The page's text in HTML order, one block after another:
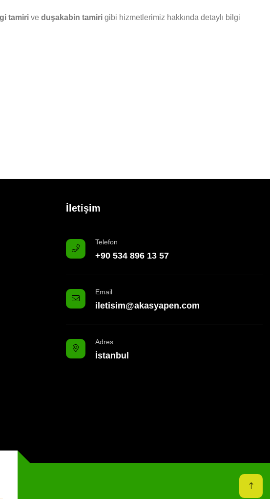
tamiri ve duşakabin tamiri gibi hizmetlerimiz hakkında detaylı bilgi
İletişim
Telefon
+90 534 896 13 57
Email
iletisim@akasyapen.com
Adres
İstanbul